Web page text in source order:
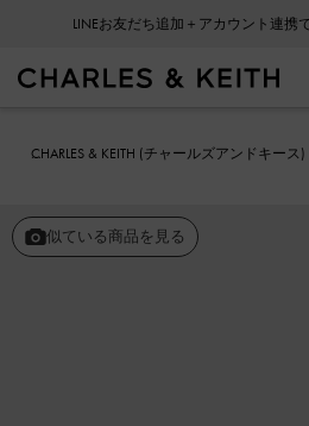
LINEお友だち追加＋アカウント連携
CHARLES & KEITH (チャールズアンドキース)
似ている商品を見る